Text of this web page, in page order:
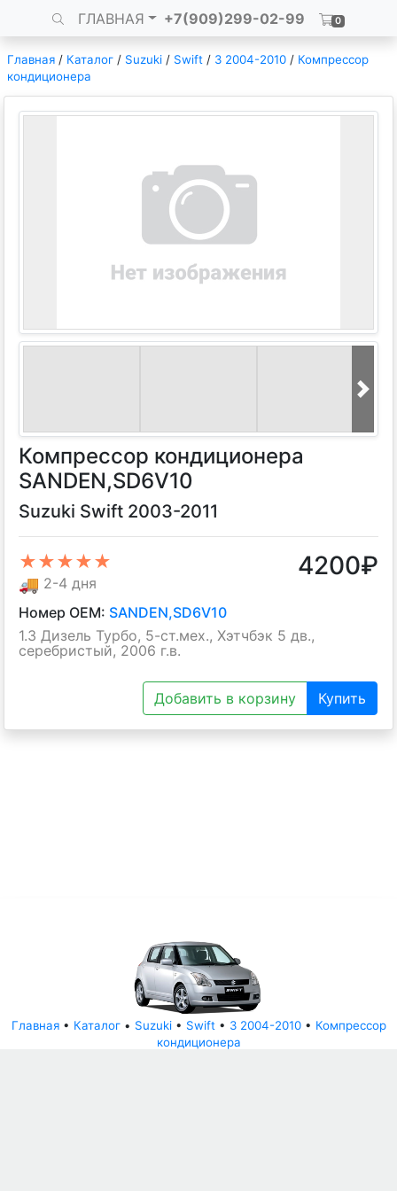
ГЛАВНАЯ +7(909)299-02-99 0
Главная / Каталог / Suzuki / Swift / 3 2004-2010 / Компрессор
кондиционера
Компрессор кондиционера
SANDEN,SD6V10
Suzuki Swift 2003-2011
★★★★★
🚚 2-4 дня
4200₽
Номер OEM: SANDEN,SD6V10
1.3 Дизель Турбо, 5-ст.мех., Хэтчбэк 5 дв.,
серебристый, 2006 г.в.
Добавить в корзину Купить
Главная• Каталог• Suzuki• Swift• 3 2004-2010• Компрессор
кондиционера